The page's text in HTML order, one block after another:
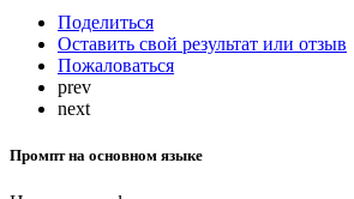
Поделиться
Оставить свой результат или отзыв
Пожаловаться
prev
next
Промпт на основном языке